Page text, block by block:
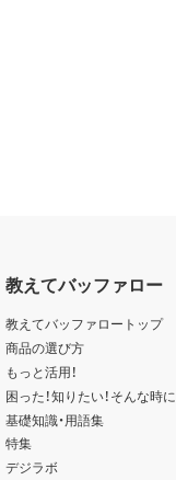
教えてバッファロー
教えてバッファロートップ
商品の選び方
もっと活用！
困った！知りたい！そんな時に
基礎知識・用語集
特集
デジラボ